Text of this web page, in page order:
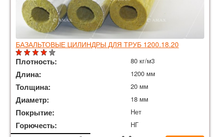
БАЗАЛЬТОВЫЕ ЦИЛИНДРЫ ДЛЯ ТРУБ 1200.18.20
Плотность: 80 кг/м3
Длина: 1200 мм
Толщина: 20 мм
Диаметр: 18 мм
Покрытие: Нет
Горючесть: НГ